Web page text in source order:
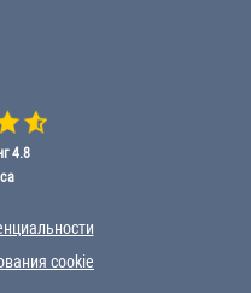
4.8
cookie